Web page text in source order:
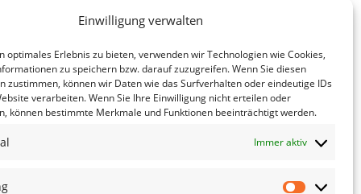
Einwilligung verwalten
optimales Erlebnis zu bieten, verwenden wir Technologien wie Cookies,
zu speichern bzw. darauf zuzugreifen. Wenn Sie diesen
zustimmen, können wir Daten wie das Surfverhalten oder eindeutige IDs
verarbeiten. Wenn Sie Ihre Einwilligung nicht erteilen oder
können bestimmte Merkmale und Funktionen beeinträchtigt werden.
Immer aktiv
Kontakt
Datenschutzerklärung
Impressum